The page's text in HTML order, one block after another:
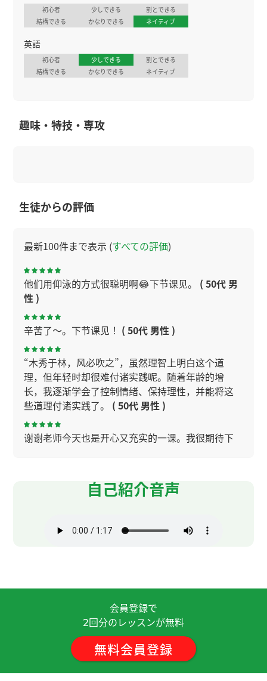
初心者 少しできる
割とできる
結構できる
かなりできる ネイティブ
英語
初心者 少しできる
割とできる
結構できる
かなりできる ネイティブ
趣味・特技・専攻
生徒からの評価
最新100件まで表示 (すべての評価)
他们用仰泳的方式很聪明啊😂下节课见。 ( 50代 男
性 )
辛苦了～。下节课见！ ( 50代 男性 )
“木秀于林，风必吹之”，虽然理智上明白这个道
理，但年轻时却很难付诸实践呢。随着年龄的增
长，我逐渐学会了控制情绪、保持理性，并能将这
些道理付诸实践了。 ( 50代 男性 )
谢谢老师今天也是开心又充实的一课。我很期待下
辛苦了～，下节课见。( 50代 男性 )
脖子上，然后去跑步。下节课见。 ( 50代 男性 )
动必须的。下节课见！( 50代 男性 )
辛苦了～，下节课见！( 50代 男性 )
我也听说过"猫经济“这个词。最近经常看猫和狗的
视频，很想养一只了。下节课见。( 50代 男性 )
自己紹介音声
会員登録で
2回分のレッスンが無料
無料会員登録